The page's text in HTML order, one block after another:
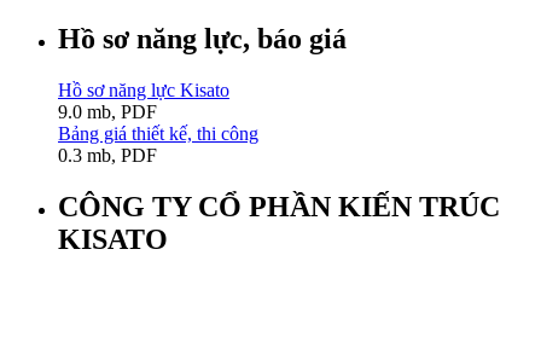
Hồ sơ năng lực, báo giá
Hồ sơ năng lực Kisato
9.0 mb, PDF
Bảng giá thiết kế, thi công
0.3 mb, PDF
CÔNG TY CỔ PHẦN KIẾN TRÚC
KISATO